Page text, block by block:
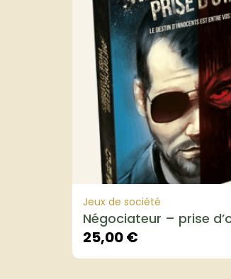
Jeux de société
Négociateur – prise
25,00€